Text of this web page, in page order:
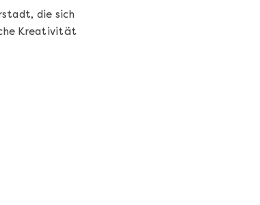
die sich
Kreativität